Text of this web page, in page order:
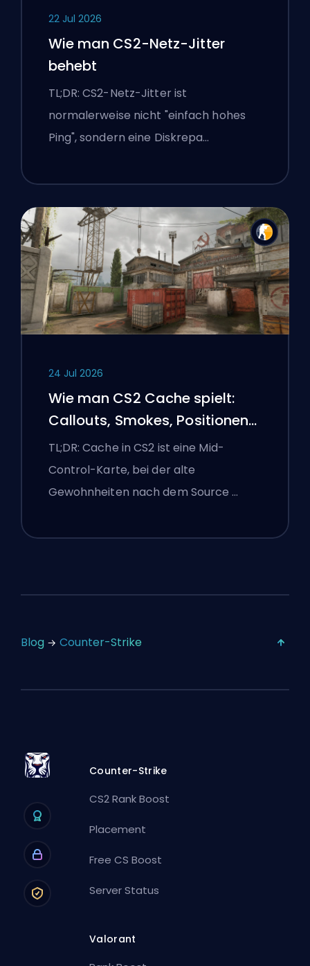
22 Jul 2026
Wie man CS2-Netz-Jitter
behebt
TL;DR: CS2-Netz-Jitter ist
normalerweise nicht "einfach hohes
Ping", sondern eine Diskrepa…
24 Jul 2026
Wie man CS2 Cache spielt:
Callouts, Smokes, Positionen
und Premier-Tipps
TL;DR: Cache in CS2 ist eine Mid-
Control-Karte, bei der alte
Gewohnheiten nach dem Source …
Blog Counter-Strike
Counter-Strike
CS2 Rank Boost
Placement
Free CS Boost
Server Status
Valorant